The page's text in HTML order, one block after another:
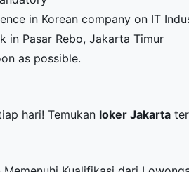
in Korean company on IT
in Pasar Rebo, Jakarta Timur
as possible.
hari! Temukan loker Jakarta